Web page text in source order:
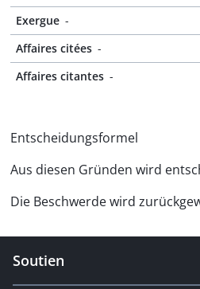
Exergue -
Affaires citées -
Affaires citantes -
Entscheidungsformel
Aus diesen Gründen wird
Die Beschwerde wird
Soutien